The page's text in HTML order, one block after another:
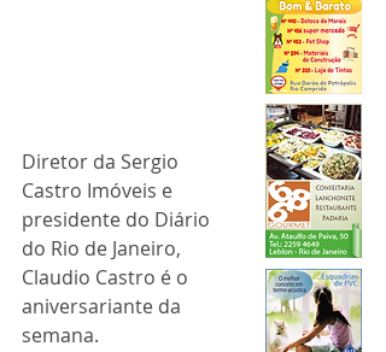
Diretor da Sergio
Castro Imóveis e
presidente do Diário
do Rio de Janeiro,
Claudio Castro é o
aniversariante da
semana.